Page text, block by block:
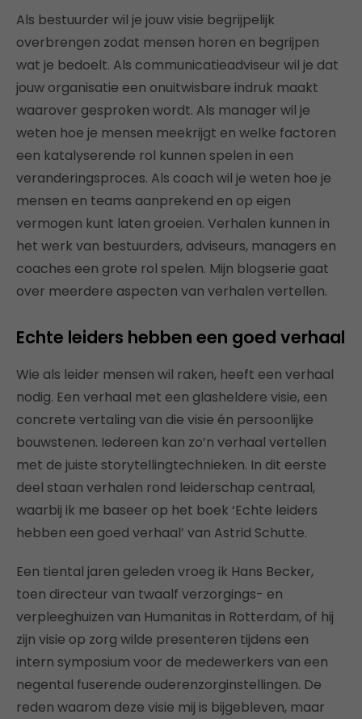
Als bestuurder wil je jouw visie begrijpelijk
overbrengen zodat mensen horen en begrijpen
wat je bedoelt. Als communicatieadviseur wil je dat
jouw organisatie een onuitwisbare indruk maakt
waarover gesproken wordt. Als manager wil je
weten hoe je mensen meekrijgt en welke factoren
een katalyserende rol kunnen spelen in een
veranderingsproces. Als coach wil je weten hoe je
mensen en teams aanprekend en op eigen
vermogen kunt laten groeien. Verhalen kunnen in
het werk van bestuurders, adviseurs, managers en
coaches een grote rol spelen. Mijn blogserie gaat
over meerdere aspecten van verhalen vertellen.
Echte leiders hebben een goed verhaal
Wie als leider mensen wil raken, heeft een verhaal
nodig. Een verhaal met een glasheldere visie, een
concrete vertaling van die visie én persoonlijke
bouwstenen. Iedereen kan zo’n verhaal vertellen
met de juiste storytellingtechnieken. In dit eerste
deel staan verhalen rond leiderschap centraal,
waarbij ik me baseer op het boek ‘Echte leiders
hebben een goed verhaal’ van Astrid Schutte.
Een tiental jaren geleden vroeg ik Hans Becker,
toen directeur van twaalf verzorgings- en
verpleeghuizen van Humanitas in Rotterdam, of hij
zijn visie op zorg wilde presenteren tijdens een
intern symposium voor de medewerkers van een
negental fuserende ouderenzorginstellingen. De
reden waarom deze visie mij is bijgebleven, maar